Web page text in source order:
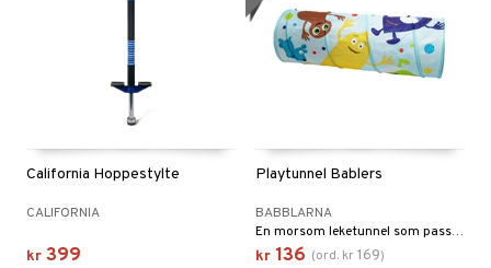
California Hoppestylte
CALIFORNIA
kr 399
Playtunnel Bablers
BABBLARNA
En morsom leketunnel som passer både innendørs og utendørs.
kr 136 (ord. kr 169)